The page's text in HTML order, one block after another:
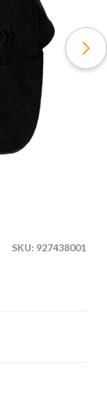
SKU: 927438001